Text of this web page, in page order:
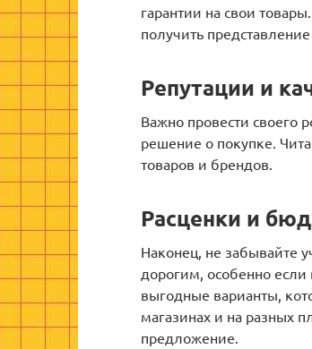
гарантии на свои
получить
Репутации и
Важно провести своего
решение о покупке.
товаров и брендов.
Расценки и
Наконец, не забывайте
дорогим, особенно
выгодные варианты,
магазинах и на разных
предложение.